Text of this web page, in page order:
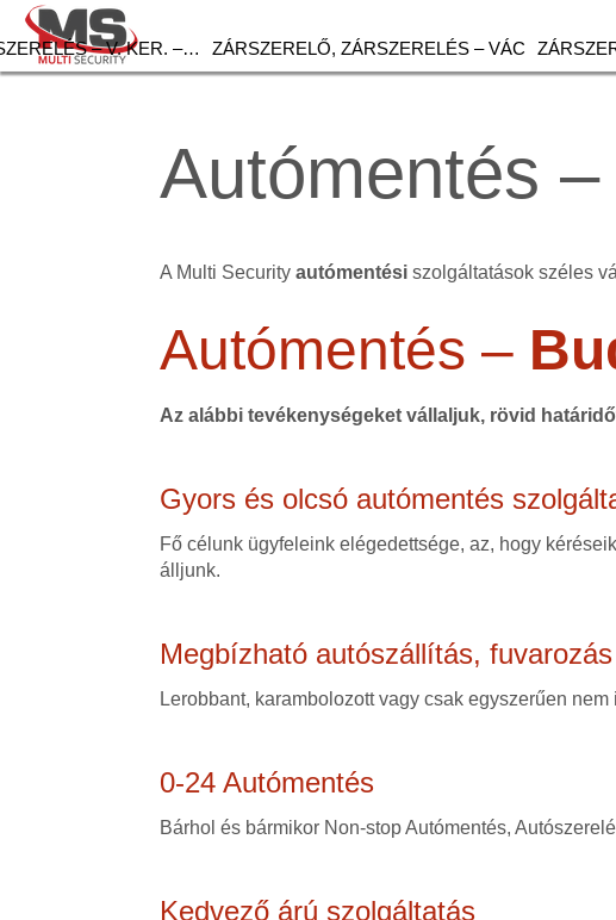
– V. KER. –… ZÁRSZERELŐ, ZÁRSZERELÉS – VÁC
Autómentés
A Multi Securityautómentési szolgáltatások széles
Autómentés –
Az alábbi tevékenységeket vállaljuk, rövid
Gyors és olcsó autómentés
Fő célunk ügyfeleink elégedettsége, az, hogy
álljunk.
Megbízható autószállítás,
Lerobbant, karambolozott vagy csak egyszerűen
0-24 Autómentés
Bárhol és bármikor Non-stop Autómentés,
Kedvező árú szolgáltatás